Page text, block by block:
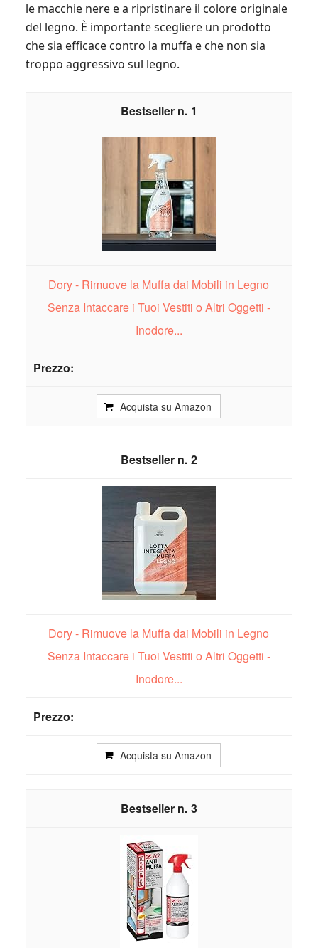
le macchie nere e a ripristinare il colore originale
del legno. È importante scegliere un prodotto
che sia efficace contro la muffa e che non sia
troppo aggressivo sul legno.
1
Dory - Rimuove la Muffa dai Mobili in Legno
Senza Intaccare i Tuoi Vestiti o Altri Oggetti -
Inodore...
Acquista su Amazon
2
Dory - Rimuove la Muffa dai Mobili in Legno
Senza Intaccare i Tuoi Vestiti o Altri Oggetti -
Inodore...
Acquista su Amazon
3